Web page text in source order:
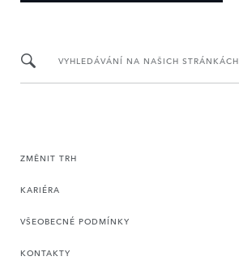
VYHLEDÁVÁNÍ NA NAŠICH STRÁNKÁCH
ZMĚNIT TRH
KARIÉRA
VŠEOBECNÉ PODMÍNKY
KONTAKTY